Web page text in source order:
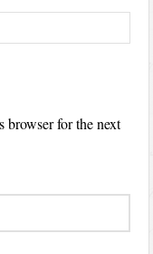
browser for the next